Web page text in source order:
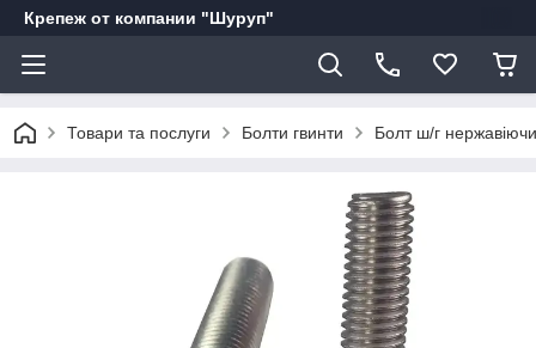
Крепеж от компании "Шуруп"
Товари та послуги Болти гвинти Болт ш/г